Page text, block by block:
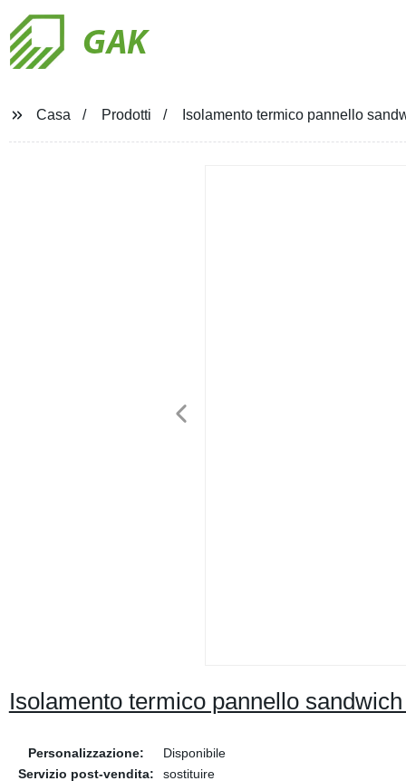
GAK
Casa Prodotti Isolamento termico pannello
Isolamento termico pannello
Personalizzazione:
Disponibile
Servizio post-vendita:
sostituire